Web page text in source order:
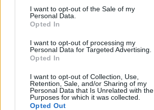
I want to opt-out of the Sale of my
Personal Data.
Opted In
I want to opt-out of processing my
Personal Data for Targeted Advertising.
Opted In
I want to opt-out of Collection, Use,
Retention, Sale, and/or Sharing of my
Personal Data that Is Unrelated with the
Purposes for which it was collected.
Opted Out
Ivana Mernik
Franc Penšek
Stanislava Arlič
Elica Vačun
Vse osmrtnice →